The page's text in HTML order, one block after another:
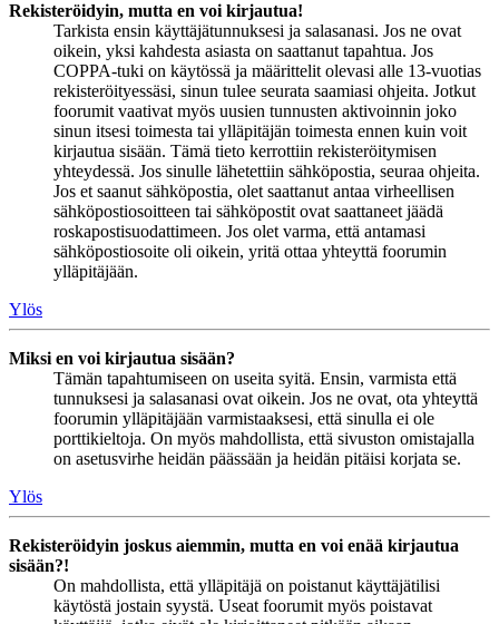
Rekisteröidyin, mutta en voi kirjautua!
Tarkista ensin käyttäjätunnuksesi ja salasanasi. Jos ne ovat
oikein, yksi kahdesta asiasta on saattanut tapahtua. Jos
COPPA-tuki on käytössä ja määrittelit olevasi alle 13-vuotias
rekisteröityessäsi, sinun tulee seurata saamiasi ohjeita. Jotkut
foorumit vaativat myös uusien tunnusten aktivoinnin joko
sinun itsesi toimesta tai ylläpitäjän toimesta ennen kuin voit
kirjautua sisään. Tämä tieto kerrottiin rekisteröitymisen
yhteydessä. Jos sinulle lähetettiin sähköpostia, seuraa ohjeita.
Jos et saanut sähköpostia, olet saattanut antaa virheellisen
sähköpostiosoitteen tai sähköpostit ovat saattaneet jäädä
roskapostisuodattimeen. Jos olet varma, että antamasi
sähköpostiosoite oli oikein, yritä ottaa yhteyttä foorumin
ylläpitäjään.
Ylös
Miksi en voi kirjautua sisään?
Tämän tapahtumiseen on useita syitä. Ensin, varmista että
tunnuksesi ja salasanasi ovat oikein. Jos ne ovat, ota yhteyttä
foorumin ylläpitäjään varmistaaksesi, että sinulla ei ole
porttikieltoja. On myös mahdollista, että sivuston omistajalla
on asetusvirhe heidän päässään ja heidän pitäisi korjata se.
Ylös
Rekisteröidyin joskus aiemmin, mutta en voi enää kirjautua
sisään?!
On mahdollista, että ylläpitäjä on poistanut käyttäjätilisi
käytöstä jostain syystä. Useat foorumit myös poistavat